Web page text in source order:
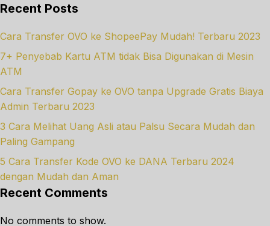
Recent Posts
Cara Transfer OVO ke ShopeePay Mudah! Terbaru 2023
7+ Penyebab Kartu ATM tidak Bisa Digunakan di Mesin
ATM
Cara Transfer Gopay ke OVO tanpa Upgrade Gratis Biaya
Admin Terbaru 2023
3 Cara Melihat Uang Asli atau Palsu Secara Mudah dan
Paling Gampang
5 Cara Transfer Kode OVO ke DANA Terbaru 2024
dengan Mudah dan Aman
Recent Comments
No comments to show.